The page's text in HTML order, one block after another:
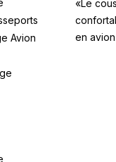
Avion
«Le
en